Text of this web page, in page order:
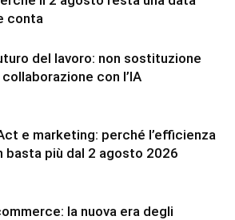
conta
del lavoro: non sostituzione
collaborazione con l’IA
e marketing: perché l’efficienza
basta più dal 2 agosto 2026
la nuova era degli